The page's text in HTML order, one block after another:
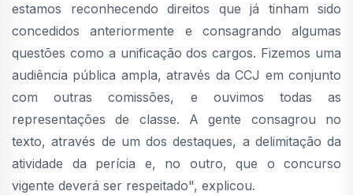
estamos reconhecendo direitos que já tinham sido
concedidos anteriormente e consagrando algumas
questões como a unificação dos cargos. Fizemos uma
audiência pública ampla, através da CCJ em conjunto
com outras comissões, e ouvimos todas as
representações de classe. A gente consagrou no
texto, através de um dos destaques, a delimitação da
atividade da perícia e, no outro, que o concurso
vigente deverá ser respeitado", explicou.